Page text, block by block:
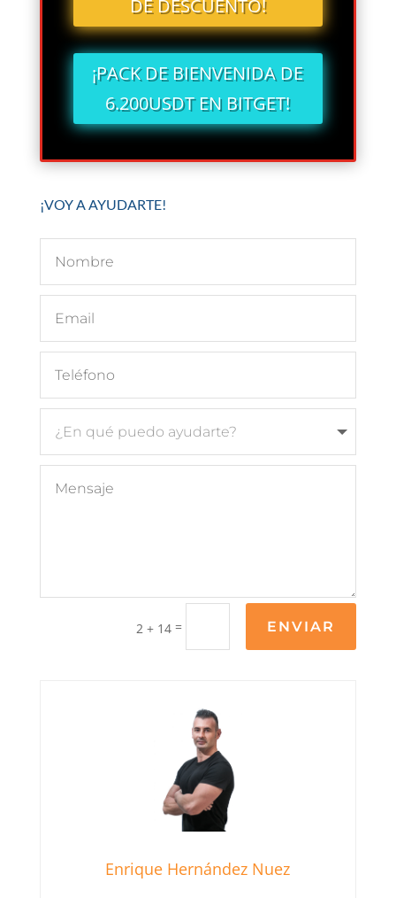
DE DESCUENTO!
¡PACK DE BIENVENIDA DE
6.200USDT EN BITGET!
¡VOY A AYUDARTE!
2 + 14 = ENVIAR
Enrique Hernández Nuez